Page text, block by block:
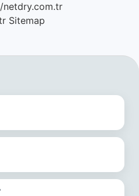
netdry.com.tr
Sitemap